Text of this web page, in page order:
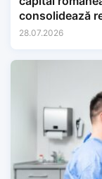
consolidează
28.07.2026